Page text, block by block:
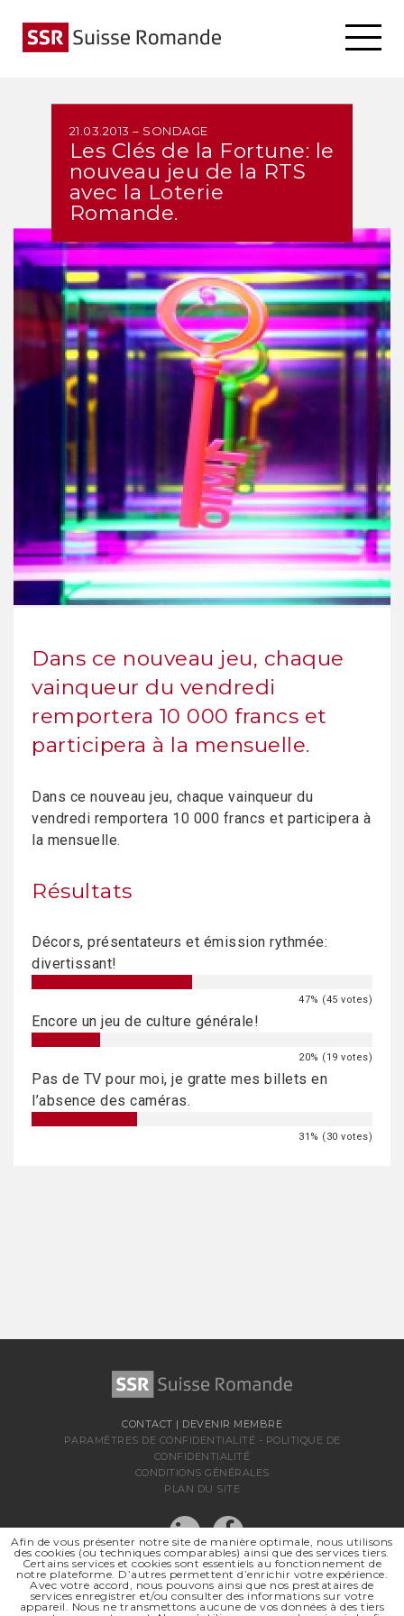
21.03.2013 – SONDAGE
Les Clés de la Fortune: le
nouveau jeu de la RTS
avec la Loterie
Romande.
Dans ce nouveau jeu, chaque
vainqueur du vendredi
remportera 10 000 francs et
participera à la mensuelle.
Dans ce nouveau jeu, chaque vainqueur du
vendredi remportera 10 000 francs et participera à
la mensuelle.
Résultats
Décors, présentateurs et émission rythmée:
divertissant!
47% (45 votes)
Encore un jeu de culture générale!
20% (19 votes)
Pas de TV pour moi, je gratte mes billets en
l’absence des caméras.
31% (30 votes)
CONTACT | DEVENIR MEMBRE
PARAMÈTRES DE CONFIDENTIALITÉ - POLITIQUE DE
CONFIDENTIALITÉ
CONDITIONS GÉNÉRALES
PLAN DU SITE
Afin de vous présenter notre site de manière optimale, nous utilisons
des cookies (ou techniques comparables) ainsi que des services tiers.
Certains services et cookies sont essentiels au fonctionnement de
notre plateforme. D’autres permettent d’enrichir votre expérience.
Avec votre accord, nous pouvons ainsi que nos prestataires de
services enregistrer et/ou consulter des informations sur votre
appareil. Nous ne transmettons aucune de vos données à des tiers